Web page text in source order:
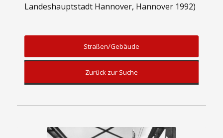
Landeshauptstadt Hannover, Hannover 1992)
Straßen/Gebäude
Zurück zur Suche